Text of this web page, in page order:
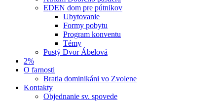
EDEN dom pre pútnikov
Ubytovanie
Formy pobytu
Program konventu
Témy
Pustý Dvor Ábelová
2%
O farnosti
Bratia dominikáni vo Zvolene
Kontakty
Objednanie sv. spovede